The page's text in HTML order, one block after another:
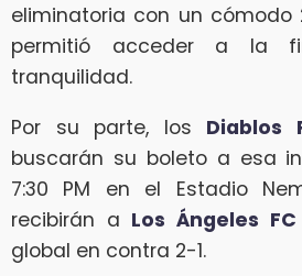
eliminatoria con un
permitió acceder a la
tranquilidad.
Por su parte, los Diablos
buscarán su boleto a esa
7:30 PM en el Estadio
recibirán a Los Ángeles FC
global en contra 2-1.